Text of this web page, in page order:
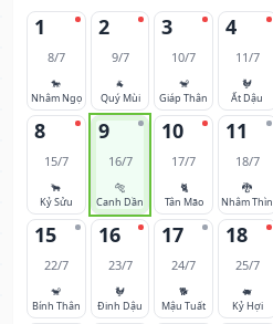
1
8/7
🐎
Nhâm Ngọ
2
9/7
🐐
Quý Mùi
3
10/7
🐒
Giáp Thân
4
11/7
🐓
Ất Dậu
8
15/7
🐂
Kỷ Sửu
9
16/7
🐅
Canh Dần
10
17/7
🐈
Tân Mão
11
18/7
🐉
Nhâm Thìn
15
22/7
🐒
Bính Thân
16
23/7
🐓
Đinh Dậu
17
24/7
🐕
Mậu Tuất
18
25/7
🐖
Kỷ Hợi